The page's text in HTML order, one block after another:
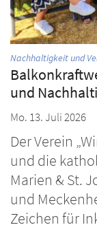
Nachhaltigkeit und
und
Mo. 13. Juli 2026
Der Verein
und die
Marien & St.
und
Zeichen für